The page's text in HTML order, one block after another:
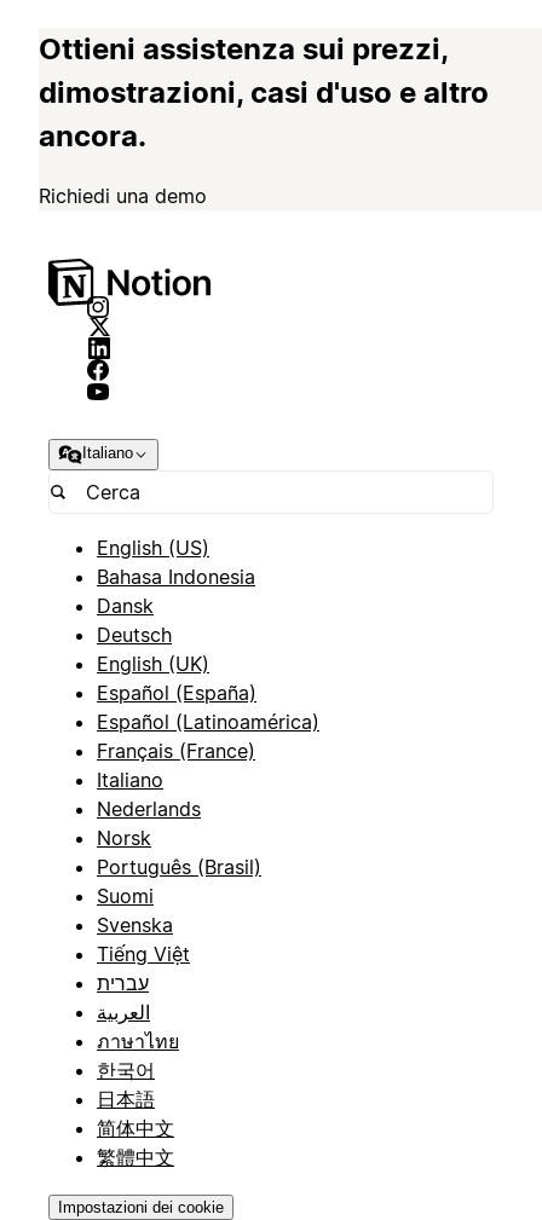
Ottieni assistenza sui prezzi,
dimostrazioni, casi d'uso e altro
ancora.
Richiedi una demo
Italiano
English (US)
Bahasa Indonesia
Dansk
Deutsch
English (UK)
Español (España)
Español (Latinoamérica)
Français (France)
Italiano
Nederlands
Norsk
Português (Brasil)
Suomi
Svenska
Tiếng Việt
עברית
العربية
ภาษาไทย
한국어
日本語
简体中文
繁體中文
Impostazioni dei cookie